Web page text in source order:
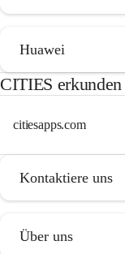
Huawei
CITIES erkunden
citiesapps.com
Kontaktiere uns
Über uns